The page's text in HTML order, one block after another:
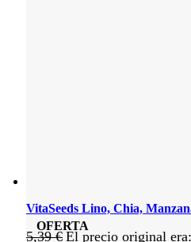
OFERTA
VitaSeeds Lino, Chia,
5,39€ El precio original